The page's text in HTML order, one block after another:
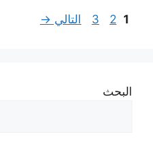
Page
1
Page
2
Page
3 التالي →
البحث